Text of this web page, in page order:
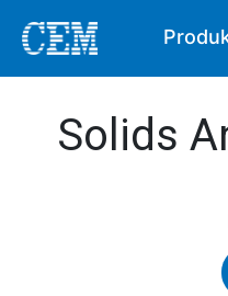
Solids